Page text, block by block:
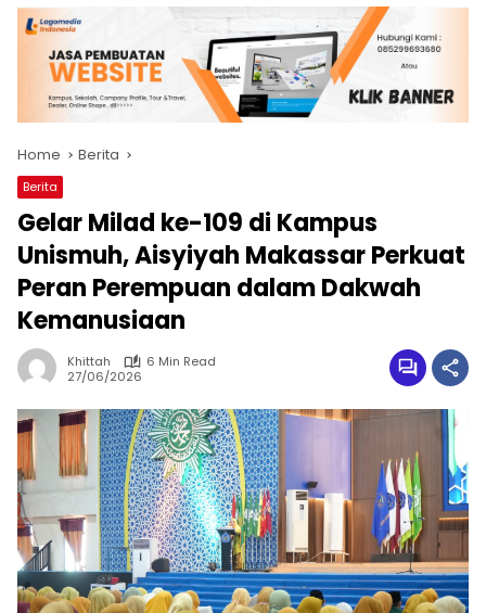
Home Berita
Berita
Gelar Milad ke-109 di Kampus
Unismuh, Aisyiyah Makassar Perkuat
Peran Perempuan dalam Dakwah
Kemanusiaan
Khittah
6 Min Read
27/06/2026